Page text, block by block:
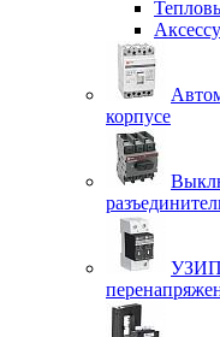
корпусе
УЗИП